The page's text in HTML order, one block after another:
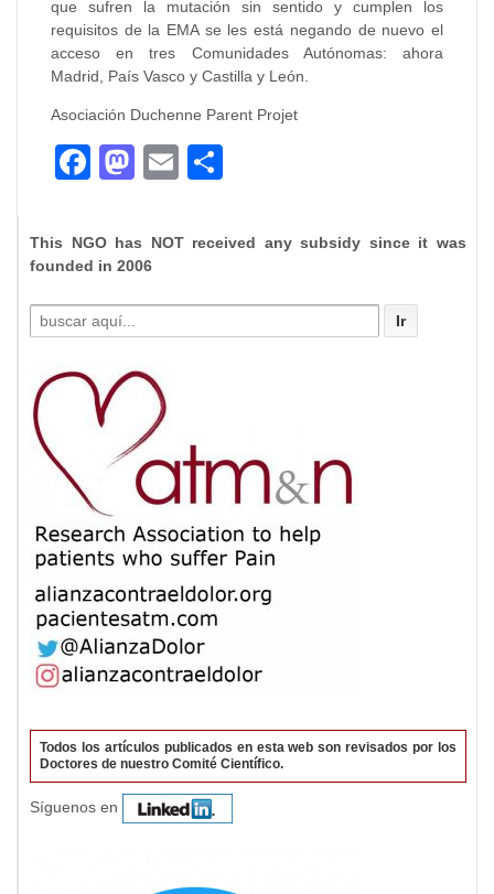
que sufren la mutación sin sentido y cumplen los
requisitos de la EMA se les está negando de nuevo el
acceso en tres Comunidades Autónomas: ahora
Madrid, País Vasco y Castilla y León.
Asociación Duchenne Parent Projet
Facebook
Mastodon
Email
This NGO has NOT received any subsidy since it was
founded in 2006
Buscar
por:
Todos los artículos publicados en esta web son revisados por los
Doctores de nuestro Comité Científico.
Síguenos en